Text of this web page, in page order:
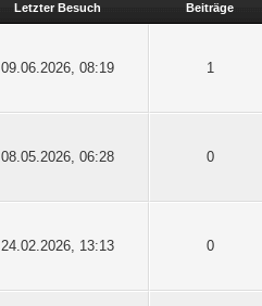
Letzter Besuch Beiträge
09.06.2026, 08:19 1
08.05.2026, 06:28 0
24.02.2026, 13:13 0